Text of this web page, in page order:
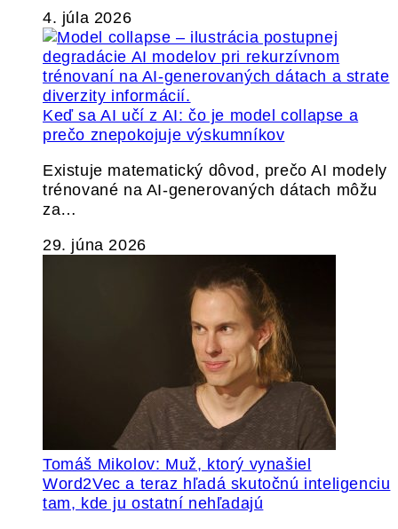
4. júla 2026
Keď sa AI učí z AI: čo je model collapse a
prečo znepokojuje výskumníkov
Existuje matematický dôvod, prečo AI modely
trénované na AI-generovaných dátach môžu
za…
29. júna 2026
Tomáš Mikolov: Muž, ktorý vynašiel
Word2Vec a teraz hľadá skutočnú inteligenciu
tam, kde ju ostatní nehľadajú